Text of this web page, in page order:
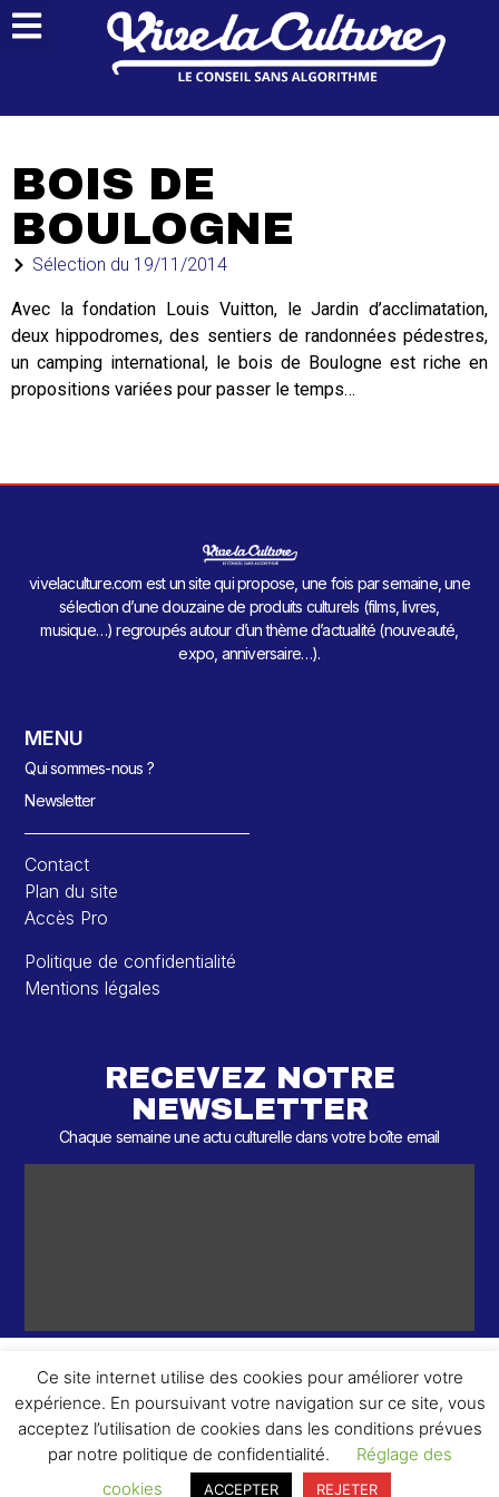
BOIS DE
BOULOGNE
Sélection du 19/11/2014
Avec la fondation Louis Vuitton, le Jardin d’acclimatation,
deux hippodromes, des sentiers de randonnées pédestres,
un camping international, le bois de Boulogne est riche en
propositions variées pour passer le temps…
vivelaculture.com est un site qui propose, une fois par semaine, une
sélection d’une douzaine de produits culturels (films, livres,
musique…) regroupés autour d’un thème d’actualité (nouveauté,
expo, anniversaire…).
MENU
Qui sommes-nous ?
Newsletter
Contact
Plan du site
Accès Pro
Politique de confidentialité
Mentions légales
RECEVEZ NOTRE
NEWSLETTER
Chaque semaine une actu culturelle dans votre boîte email
© 2026 – 2 ème Round – Tous droits réservés.
Ce site internet utilise des cookies pour améliorer votre
expérience. En poursuivant votre navigation sur ce site, vous
acceptez l’utilisation de cookies dans les conditions prévues
par notre politique de confidentialité.
Réglage des
cookies
ACCEPTER REJETER